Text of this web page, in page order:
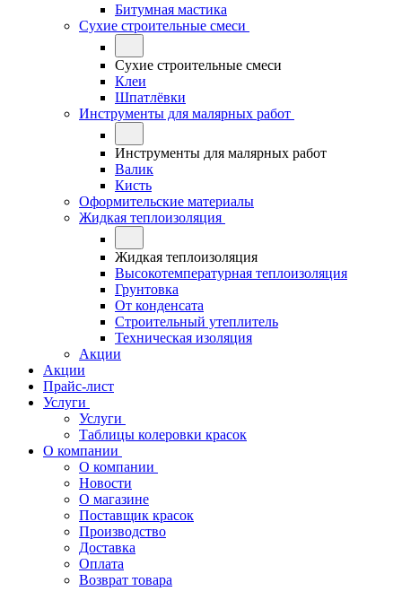
Битумная мастика
Сухие строительные смеси
Сухие строительные смеси
Клеи
Шпатлёвки
Инструменты для малярных работ
Инструменты для малярных работ
Валик
Кисть
Оформительские материалы
Жидкая теплоизоляция
Жидкая теплоизоляция
Высокотемпературная теплоизоляция
Грунтовка
От конденсата
Строительный утеплитель
Техническая изоляция
Акции
Акции
Прайс-лист
Услуги
Услуги
Таблицы колеровки красок
О компании
О компании
Новости
О магазине
Поставщик красок
Производство
Доставка
Оплата
Возврат товара